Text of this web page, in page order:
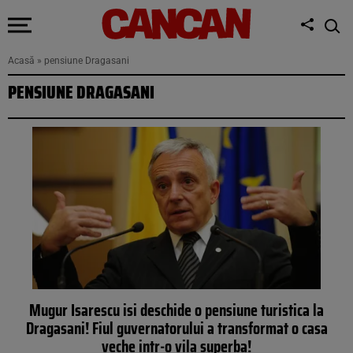
Acasă » pensiune Dragasani
PENSIUNE DRAGASANI
Mugur Isarescu isi deschide o pensiune turistica la
Dragasani! Fiul guvernatorului a transformat o casa
veche intr-o vila superba!